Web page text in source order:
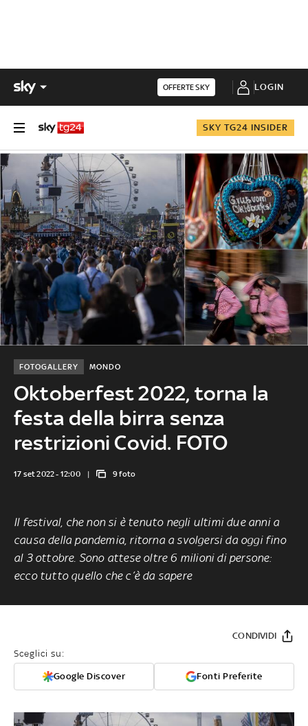
OFFERTE SKY LOGIN
SKY TG24 INSIDER
Oktoberfest 2022, torna la
festa della birra senza
restrizioni Covid. FOTO
MONDO
FOTOGALLERY
17 set 2022 - 12:00 9 foto
Il festival, che non si è tenuto negli ultimi due anni a
causa della pandemia, ritorna a svolgersi da oggi fino
al 3 ottobre. Sono attese oltre 6 milioni di persone:
ecco tutto quello che c’è da sapere
Sceglici su:
Google Discover Fonti Preferite
CONDIVIDI